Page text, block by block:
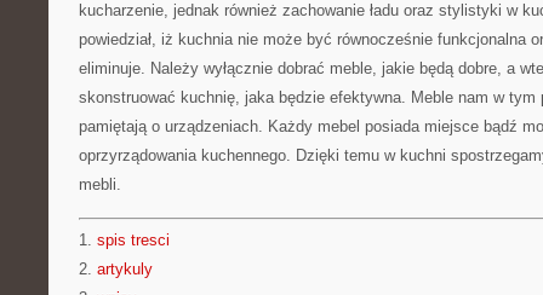
kucharzenie, jednak również zachowanie ładu oraz stylistyki w
powiedział, iż kuchnia nie może być równocześnie funkcjonalna
eliminuje. Należy wyłącznie dobrać meble, jakie będą dobre, a
skonstruować kuchnię, jaka będzie efektywna. Meble nam w tym
pamiętają o urządzeniach. Każdy mebel posiada miejsce bądź
oprzyrządowania kuchennego. Dzięki temu w kuchni
mebli.
1. spis tresci
2. artykuly